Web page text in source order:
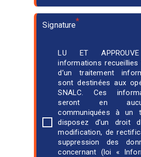
Signature*
LU ET
informations recueillies
d’un traitement
sont destinées aux
SNALC. Ces
seront en
communiquées à un
disposez d’un droit
modification, de
suppression des
concernant (loi «